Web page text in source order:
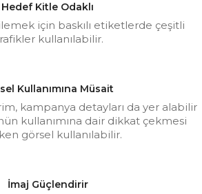
Hedef Kitle Odaklı
için baskılı etiketlerde çeşitli
kullanılabilir.
Kullanımına Müsait
kampanya detayları da yer alabilir
kullanımına dair dikkat çekmesi
görsel kullanılabilir.
İmaj Güçlendirir